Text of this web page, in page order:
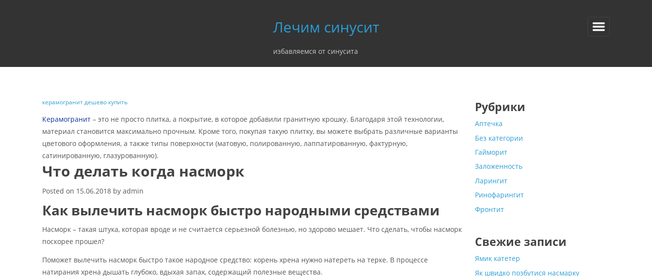
Лечим синусит
избавляемся от синусита
керамогранит дешево купить
Керамогранит – это не просто плитка, а покрытие, в которое добавили гранитную крошку. Благодаря этой технологии,
материал становится максимально прочным. Кроме того, покупая такую плитку, вы можете выбрать различные варианты
цветового оформления, а также типы поверхности (матовую, полированную, лаппатированную, фактурную,
сатинированную, глазурованную).
Что делать когда насморк
Posted on 15.06.2018 by admin
Как вылечить насморк быстро народными средствами
Насморк – такая штука, которая вроде и не считается серьезной болезнью, но здорово мешает. Что сделать, чтобы насморк
поскорее прошел?
Поможет вылечить насморк быстро такое народное средство: корень хрена нужно натереть на терке. В процессе
натирания хрена дышать глубоко, вдыхая запах, содержащий полезные вещества.
Рубрики
Аптечка
Без категории
Гайморит
Заложенность
Ларингит
Ринофарингит
Фронтит
Свежие записи
Ямик катетер
Як швидко позбутися насмарку